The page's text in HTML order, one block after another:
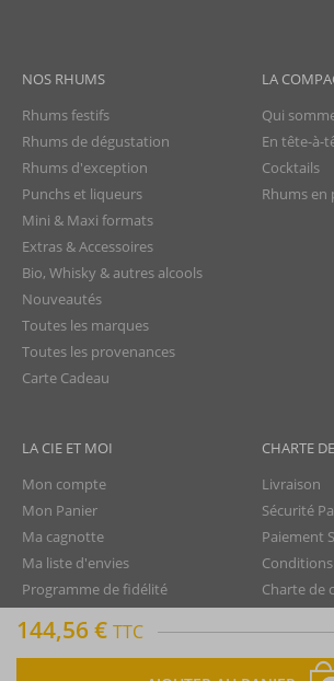
144,56 € TTC
NOS RHUMS
Rhums festifs
Rhums de dégustation
Rhums d'exception
Punchs et liqueurs
Mini & Maxi formats
Extras & Accessoires
Bio, Whisky & autres alcools
Nouveautés
Toutes les marques
Toutes les provenances
Carte Cadeau
LA
Qui
En tête-à-
Cocktails
Rhums
LA CIE ET MOI
Mon compte
Mon Panier
Ma cagnotte
Ma liste d'envies
Programme de fidélité
Nous contacter
CHARTE
Livraison
Sécurité
Paiement
Charte de
Droit de
Mentions